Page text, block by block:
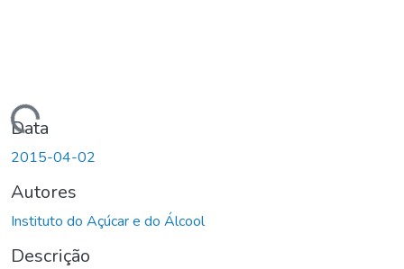
Carregando...
Data
2015-04-02
Autores
Instituto do Açúcar e do Álcool
Descrição